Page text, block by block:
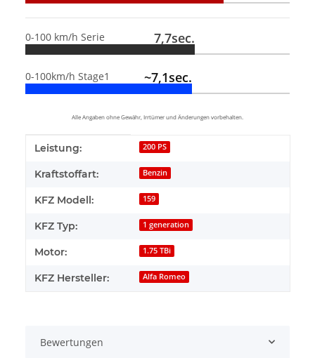
0-100 km/h Serie 7,7sec.
0-100km/h Stage1 ~7,1sec.
Alle Angaben ohne Gewähr, Irrtümer und Änderungen vorbehalten.
Produkteigenschaft
Wert
Leistung: 200 PS
Kraftstoffart: Benzin
KFZ Modell: 159
KFZ Typ: 1 generation
Motor: 1.75 TBi
KFZ Hersteller: Alfa Romeo
Bewertungen